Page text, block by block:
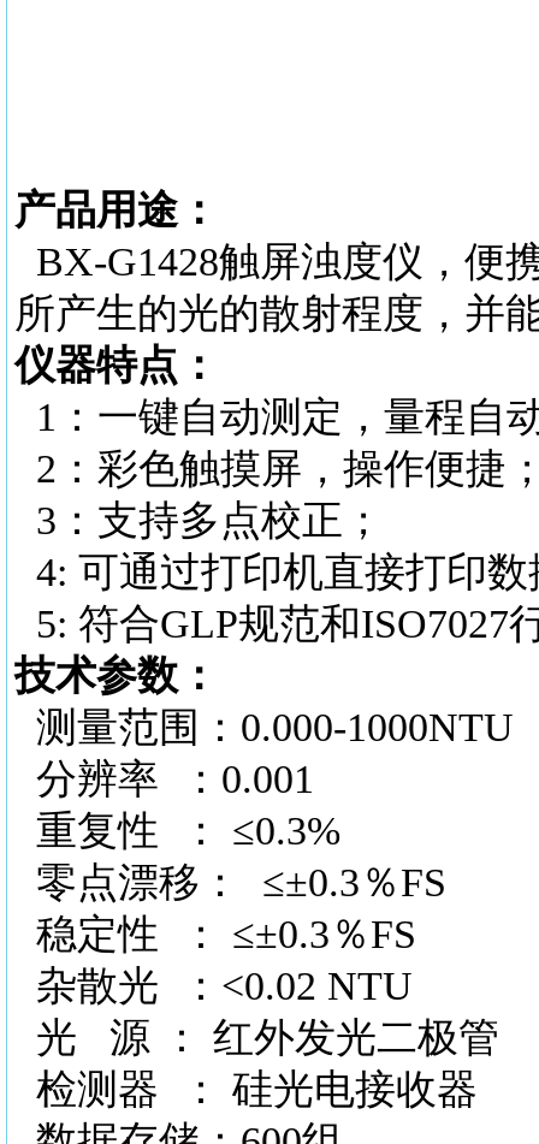
产品用途：
BX-G1428触屏浊度仪，便
所产生的光的散射程度，并
仪器特点：
1：一键自动测定，量程自
2：彩色触摸屏，操作便捷
3：支持多点校正；
4: 可通过打印机直接打印
5: 符合GLP规范和ISO7027
技术参数：
测量范围： 0.000-1000NTU
分辨率 ：0.001
重复性 ： ≤0.3%
零点漂移：
≤±0.3％FS
稳定性 ： ≤±0.3％FS
杂散光 ：<0.02 NTU
光 源 ： 红外发光二极管
检测器 ： 硅光电接收器